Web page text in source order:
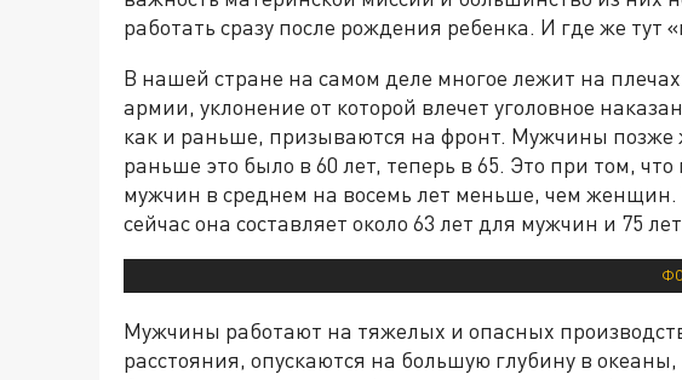
работать сразу после рождения ребенка. И где же тут
В нашей стране на самом деле многое лежит на
армии, уклонение от которой влечет уголовное
как и раньше, призываются на фронт. Мужчины
раньше это было в 60 лет, теперь в 65. Это при том,
мужчин в среднем на восемь лет меньше, чем женщин.
сейчас она составляет около 63 лет для мужчин и 75
Мужчины работают на тяжелых и опасных
расстояния, опускаются на большую глубину в